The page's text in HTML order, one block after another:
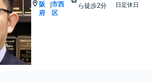
阪
府
|市西
区
ら徒歩2分
日定休日